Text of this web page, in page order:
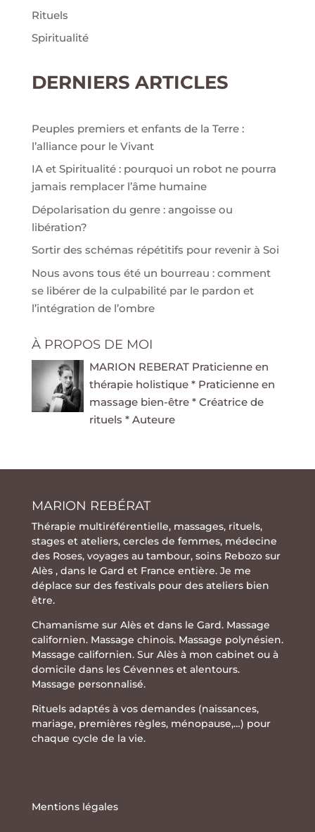
Rituels
Spiritualité
DERNIERS ARTICLES
Peuples premiers et enfants de la Terre :
l’alliance pour le Vivant
IA et Spiritualité : pourquoi un robot ne pourra
jamais remplacer l’âme humaine
Dépolarisation du genre : angoisse ou
libération?
Sortir des schémas répétitifs pour revenir à Soi
Nous avons tous été un bourreau : comment
se libérer de la culpabilité par le pardon et
l’intégration de l’ombre
À PROPOS DE MOI
MARION REBERAT Praticienne en
thérapie holistique * Praticienne en
massage bien-être * Créatrice de
rituels * Auteure
MARION REBÉRAT
Thérapie multiréférentielle, massages, rituels,
stageset ateliers, cercles de femmes, médecine
des Roses, voyages au tambour, soins Rebozo sur
Alès , dans le Gard et France entière. Je me
déplace sur des festivals pour des ateliers bien
être.
Chamanisme sur Alès et dans le Gard. Massage
californien. Massage chinois. Massage polynésien.
Massage californien. Sur Alès à mon cabinet ou à
domicile dans les Cévennes et alentours.
Massage personnalisé.
Rituels adaptés à vos demandes (naissances,
mariage, premières règles, ménopause,…) pour
chaque cycle de la vie.
Mentions légales